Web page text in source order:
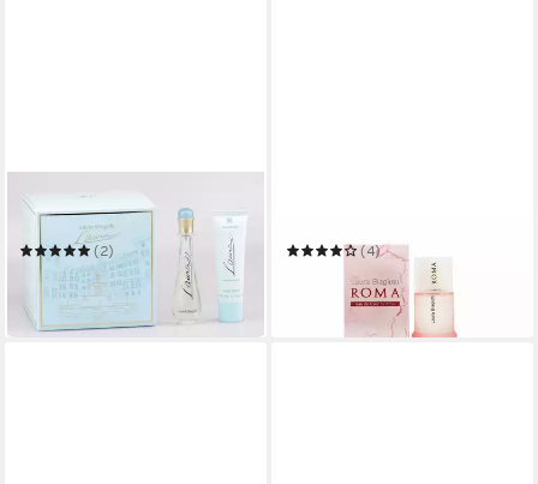
LAURA BIAGIOTTI
Eau de Toilette Laura
(2)
18,35 €
in 2-3 Werktagen bei dir
(4)
(600,00 €/ 100 ml)
leider ausverkauft